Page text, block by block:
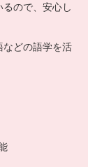
ので、安心し
どの語学を活